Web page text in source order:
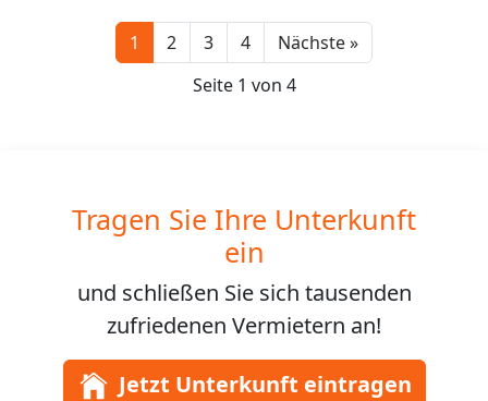
1 2 3 4 Nächste »Next
Seite 1 von 4
Tragen Sie Ihre Unterkunft
ein
und schließen Sie sich tausenden
zufriedenen Vermietern an!
Jetzt Unterkunft eintragen